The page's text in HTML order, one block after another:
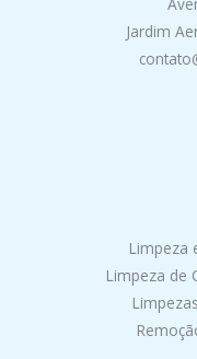
Jardim
Limpeza
Limpeza de